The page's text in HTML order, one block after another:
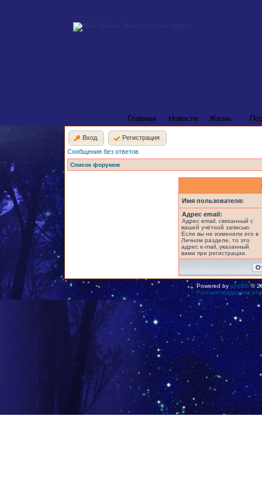
Главная Новости Жизнь
Вход
Регистрация
Сообщения без ответов
Список форумов
Имя пользователя:
Адрес email:
Адрес email, связанный с
вашей учётной записью.
Если вы не изменили его в
Личном разделе, то это
адрес e-mail, указанный
вами при регистрации.
Powered by phpBB©
Русская поддержка